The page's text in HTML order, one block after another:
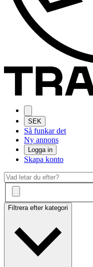
SEK
Så funkar det
Ny annons
Logga in
Skapa konto
Filtrera efter kategori